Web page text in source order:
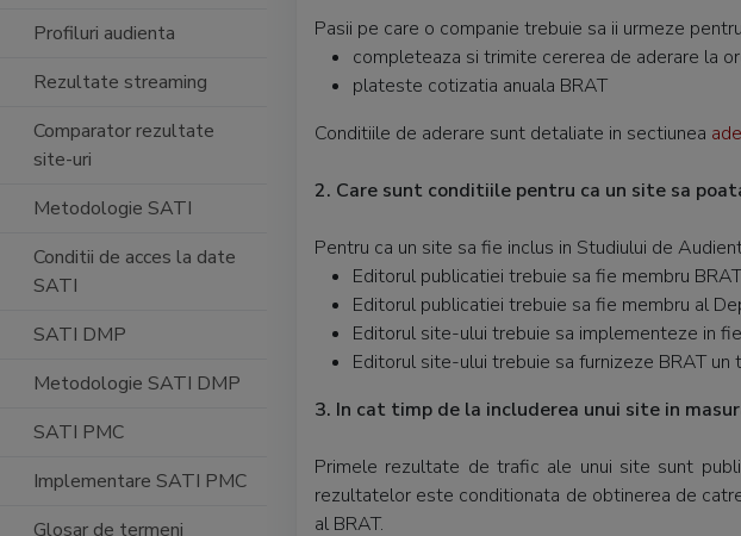
Profiluri audienta
Rezultate streaming
Comparator rezultate
site-uri
Metodologie SATI
Conditii de acces la date
SATI
SATI DMP
Metodologie SATI DMP
SATI PMC
Implementare SATI PMC
Glosar de termeni
Pasii pe care o companie trebuie sa ii urmeze
completeaza si trimite cererea de aderare la
plateste cotizatia anuala BRAT
Conditiile de aderare sunt detaliate in sectiunea
2. Care sunt conditiile pentru ca un site sa
Pentru ca un site sa fie inclus in Studiului de
Editorul publicatiei trebuie sa fie membru
Editorul publicatiei trebuie sa fie membru al
Editorul site-ului trebuie sa implementeze in
Editorul site-ului trebuie sa furnizeze BRAT
3. In cat timp de la includerea unui site in
Primele rezultate de trafic ale unui site sunt
rezultatelor este conditionata de obtinerea de
al BRAT.